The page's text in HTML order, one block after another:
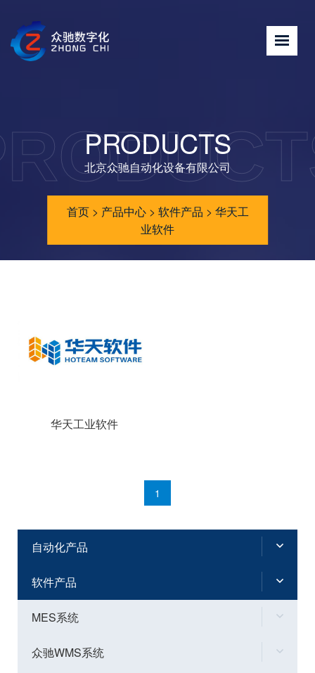
PRODUCTS
北京众驰自动化设备有限公司
首页> 产品中心> 软件产品 > 华天工
业软件
华天工业软件
1
自动化产品
软件产品
MES系统
众驰WMS系统